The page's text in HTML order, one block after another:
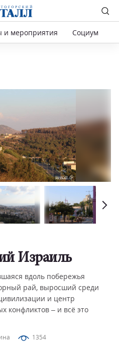
и мероприятия Социум
1354
Израиль
вдоль побережья
рай, выросший среди
и центр
конфликтов – и всё это